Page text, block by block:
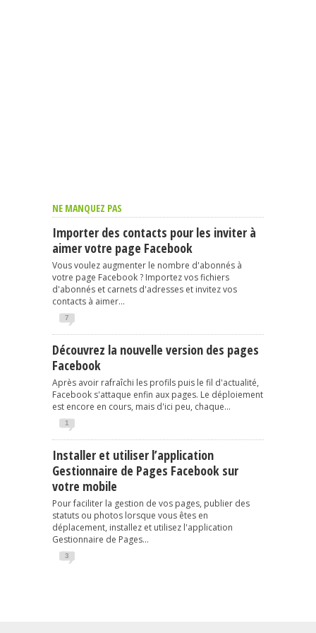
NE MANQUEZ PAS
Importer des contacts pour les inviter à
aimer votre page Facebook
Vous voulez augmenter le nombre d'abonnés à
votre page Facebook ? Importez vos fichiers
d'abonnés et carnets d'adresses et invitez vos
contacts à aimer...
7
Découvrez la nouvelle version des pages
Facebook
Après avoir rafraîchi les profils puis le fil d'actualité,
Facebook s'attaque enfin aux pages. Le déploiement
est encore en cours, mais d'ici peu, chaque...
1
Installer et utiliser l’application
Gestionnaire de Pages Facebook sur
votre mobile
Pour faciliter la gestion de vos pages, publier des
statuts ou photos lorsque vous êtes en
déplacement, installez et utilisez l'application
Gestionnaire de Pages...
3